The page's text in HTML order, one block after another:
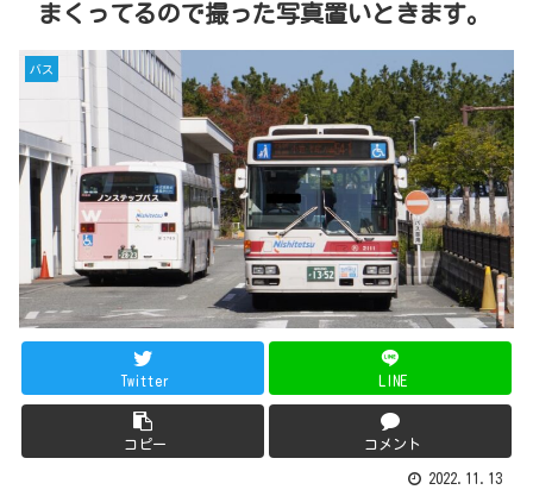
まくってるので撮った写真置いときます。
バス
Twitter LINE
コピー コメント
2022.11.13